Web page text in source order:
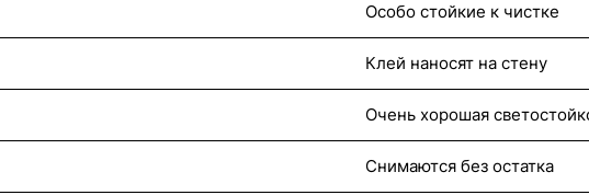
Особо стойкие к чистке
Клей наносят на стену
Очень хорошая
Снимаются без остатка